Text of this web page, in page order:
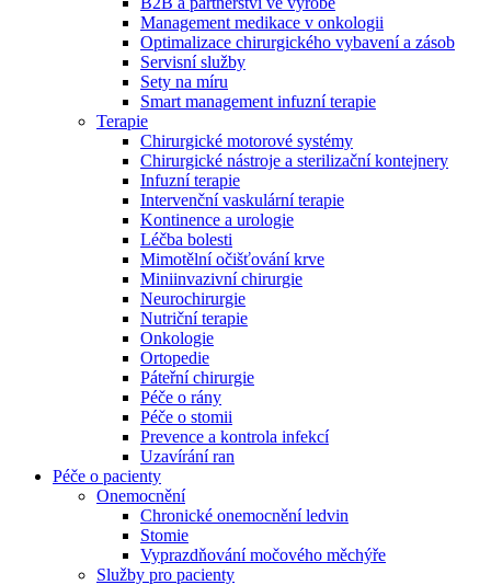
Nabídky pracovních míst
Objevte své kariérní příležitosti ​v B. Braun. Vyhledejte náš trh
Management medikace v onkologii
Optimalizace chirurgického vybavení a zásob
Servisní služby
Sety na míru
Smart management infuzní terapie​
Terapie
Chirurgické motorové systémy
Chirurgické nástroje a sterilizační kontejnery
Infuzní terapie
Intervenční vaskulární terapie
Kontinence a urologie
Léčba bolesti
Mimotělní očišťování krve
Miniinvazivní chirurgie
Neurochirurgie
Nutriční terapie
Onkologie
Ortopedie
Páteřní chirurgie
Péče o rány
Péče o stomii
Prevence a kontrola infekcí
Uzavírání ran
Péče o pacienty
Onemocnění
Chronické onemocnění ledvin
Stomie
Vyprazdňování močového měchýře
Služby pro pacienty